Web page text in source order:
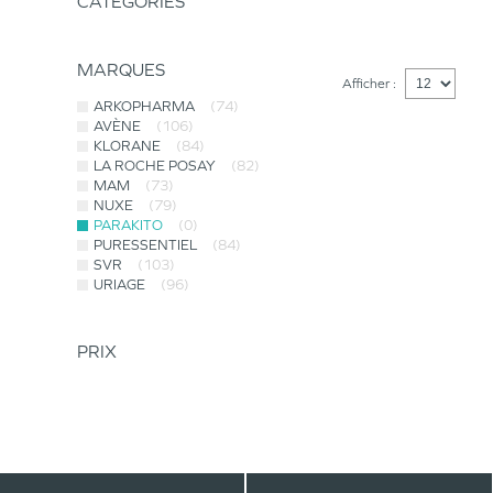
MARQUES
ARKOPHARMA
(74)
AVÈNE
(106)
KLORANE
(84)
LA ROCHE POSAY
(82)
MAM
(73)
NUXE
(79)
PARAKITO
(0)
PURESSENTIEL
(84)
SVR
(103)
URIAGE
(96)
PRIX
Afficher :